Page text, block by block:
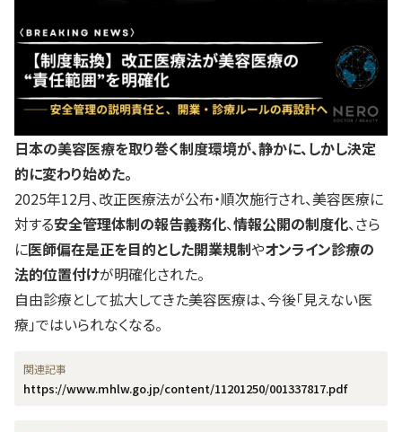
日本の美容医療を取り巻く制度環境が、静かに、しかし決定
的に変わり始めた。
2025年12月、改正医療法が公布・順次施行され、美容医療に
対する安全管理体制の報告義務化、情報公開の制度化、さら
に医師偏在是正を目的とした開業規制やオンライン診療の
法的位置付けが明確化された。
自由診療として拡大してきた美容医療は、今後「見えない医
療」ではいられなくなる。
https://www.mhlw.go.jp/content/11201250/001337817.pdf